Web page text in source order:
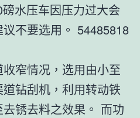
水压车因压力过大会
不要选用。 54485818
窄情况，选用由小至
钻刮机，利用转动铁
锈去料之效果。 而功